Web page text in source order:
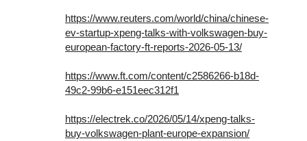
https://www.reuters.com/world/china/chinese-
ev-startup-xpeng-talks-with-volkswagen-buy-
european-factory-ft-reports-2026-05-13/
https://www.ft.com/content/c2586266-b18d-
49c2-99b6-e151eec312f1
https://electrek.co/2026/05/14/xpeng-talks-
buy-volkswagen-plant-europe-expansion/